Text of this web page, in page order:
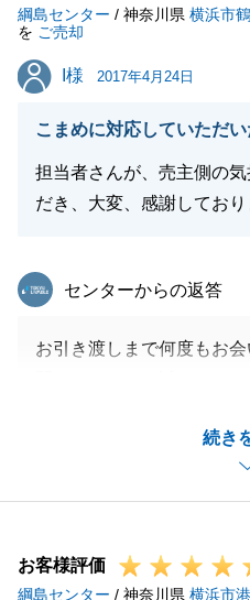
閉
綱島センター / 神奈川県 横浜市
を ご売却
I様
I様 2017年4月24日
こまめに対応していただい
担当者さんが、売主側の
だき、大変、感謝しており
続き
東急リバブル
センターからの返答
お引き渡しまで何度もお
手伝いさせて頂きました。
お客様評価
綱島センター / 神奈川県 横浜市